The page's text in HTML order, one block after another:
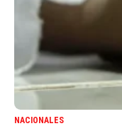
NACIONALES